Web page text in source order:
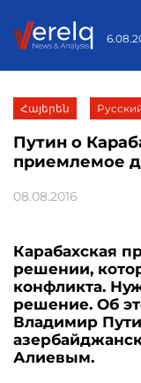
Հայերեն
Путин о
приемлемое
08.08.2016
Карабахская
решении,
конфликта.
решение. Об
Владимир
Алиевым.